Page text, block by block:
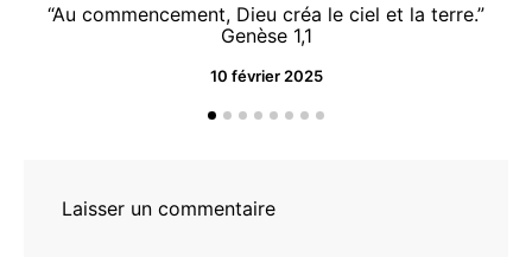
“Au commencement, Dieu créa le ciel et la terre.”
Genèse 1,1
10 février 2025
Laisser un commentaire